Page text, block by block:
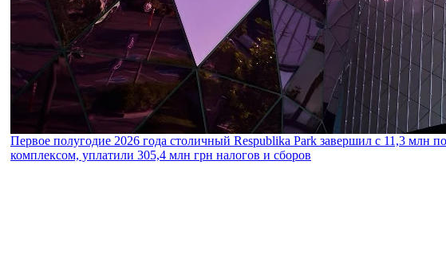
Первое полугодие 2026 года столичный Respublika Park завершил с 11,3 млн
комплексом, уплатили 305,4 млн грн налогов и сборов